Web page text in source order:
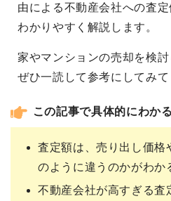
由による不動産会社への査
わかりやすく解説します。
家やマンションの売却を検討
ぜひ一読して参考にしてみて
この記事で具体的にわか
査定額は、売り出し価格
のように違うのかがわか
不動産会社が高すぎる査